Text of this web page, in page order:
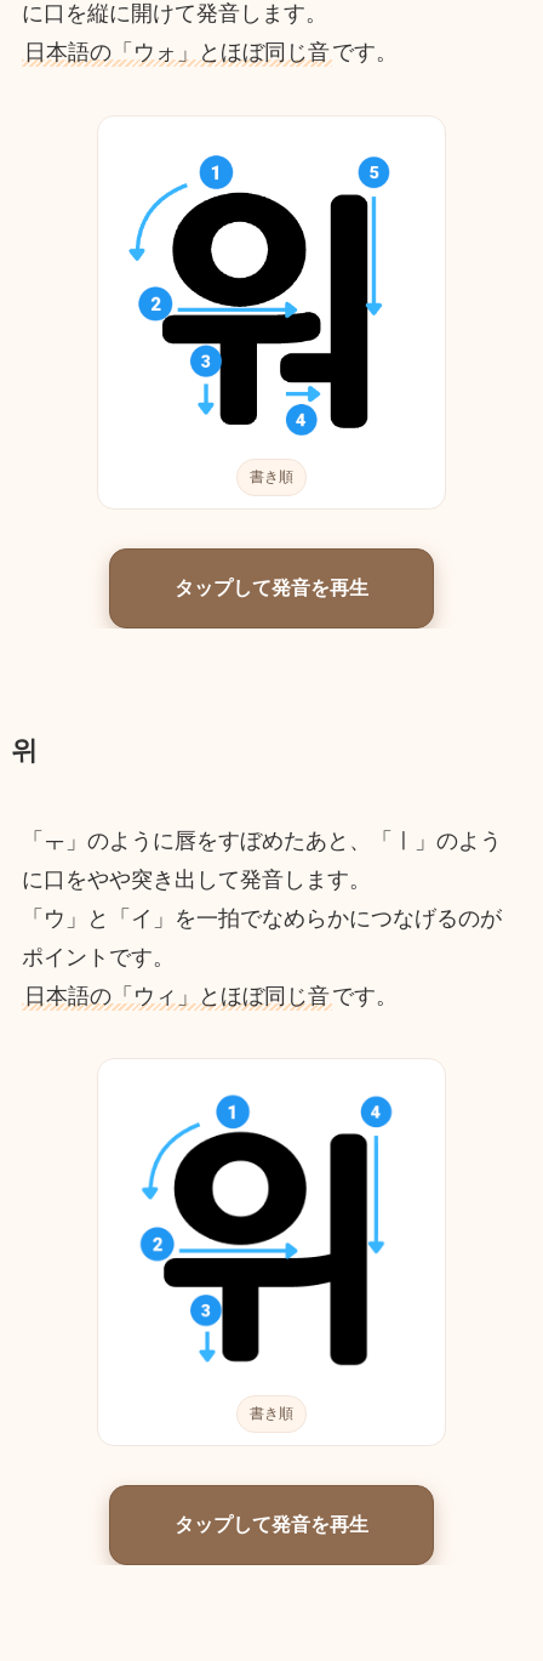
に口を縦に開けて発音します。
日本語の「ウォ」とほぼ同じ音です。
書き順
タップして発音を再生
위
「ㅜ」のように唇をすぼめたあと、「ㅣ」のよう
に口をやや突き出して発音します。
「ウ」と「イ」を一拍でなめらかにつなげるのが
ポイントです。
日本語の「ウィ」とほぼ同じ音です。
書き順
タップして発音を再生